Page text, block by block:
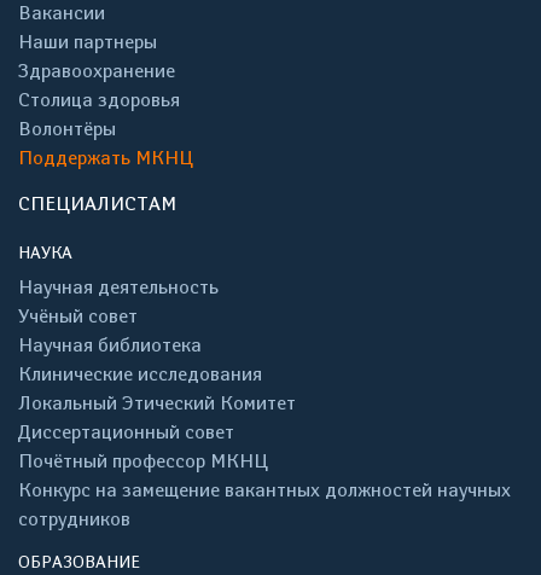
Вакансии
Наши партнеры
Здравоохранение
Столица здоровья
Волонтёры
Поддержать МКНЦ
СПЕЦИАЛИСТАМ
НАУКА
Научная деятельность
Учёный совет
Научная библиотека
Клинические исследования
Локальный Этический Комитет
Диссертационный совет
Почётный профессор МКНЦ
Конкурс на замещение вакантных должностей научных
сотрудников
ОБРАЗОВАНИЕ